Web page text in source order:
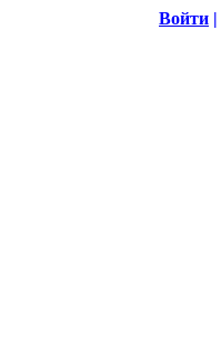
Войти |